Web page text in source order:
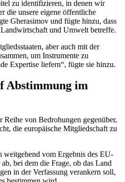
zu identifizieren, in denen wir
die unsere eigene öffentliche
Gherasimov und fügte hinzu, dass
und Umwelt betreffe.
aber auch mit der
um Instrumente zu
Expertise liefern“, fügte sie hinzu.
Abstimmung im
Reihe von Bedrohungen gegenüber,
die europäische Mitgliedschaft zu
weitgehend vom Ergebnis des EU-
bei dem die Frage, ob das Land
in der Verfassung verankern soll,